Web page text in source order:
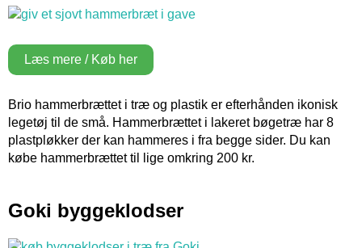
Læs mere / Køb her
Brio hammerbrættet i træ og plastik er efterhånden ikonisk
legetøj til de små. Hammerbrættet i lakeret bøgetræ har 8
plastpløkker der kan hammeres i fra begge sider. Du kan
købe hammerbrættet til lige omkring 200 kr.
Goki byggeklodser